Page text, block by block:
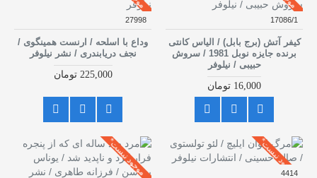
17086/1
کیفر آتش (برج بابل) / الیاس کانتی
برنده جایزه نوبل 1981 / سروش
حبیبی / نیلوفر
16,000 تومان
27998
وداع با اسلحه / ارنست همینگوی /
نجف دریابندری / نشر نیلوفر
225,000 تومان
موجود نیست*
4414 موجود نیست*